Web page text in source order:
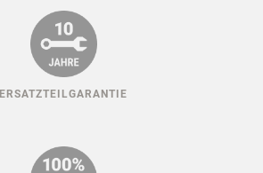
ERSATZTEILGARANTIE